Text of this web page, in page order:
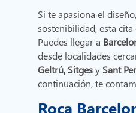
Si te apasiona el
sostenibilidad, esta
Puedes llegar a
desde localidades
Geltrú, Sitgesy Sant
continuación, te
Roca